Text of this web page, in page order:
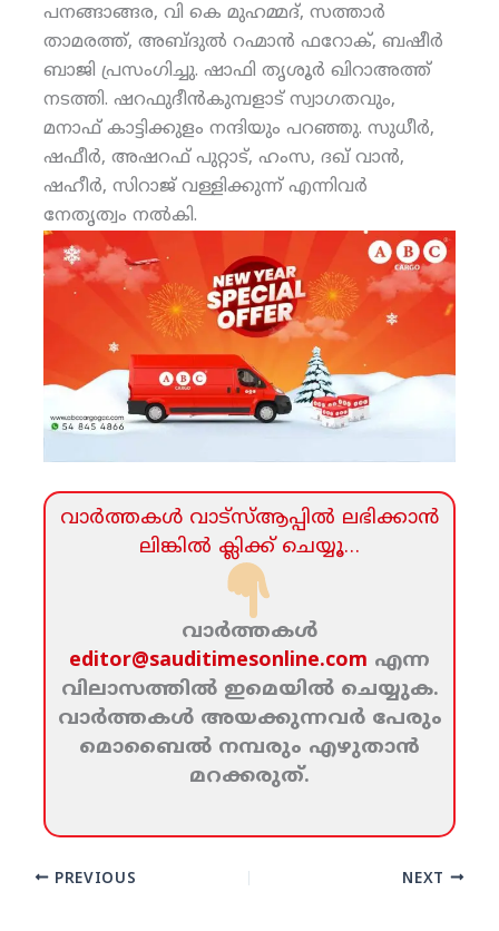
പനങ്ങാങ്ങര, വി കെ മുഹമ്മദ്, സത്താര്‍
താമരത്ത്, അബ്ദുല്‍ റഹ്മാന്‍ ഫറോക്, ബഷീര്‍
ബാജി പ്രസംഗിച്ചു. ഷാഫി തൃശൂര്‍ ഖിറാഅത്ത്
നടത്തി. ഷറഫുദീന്‍കുമ്പളാട് സ്വാഗതവും,
മനാഫ് കാട്ടിക്കുളം നന്ദിയും പറഞ്ഞു. സുധീര്‍,
ഷഫീര്‍, അഷറഫ് പുറ്റാട്, ഹംസ, ദഖ് വാന്‍,
ഷഹീര്‍, സിറാജ് വള്ളിക്കുന്ന് എന്നിവര്‍
നേതൃത്വം നല്‍കി.
വാര്‍ത്തകള്‍ വാട്‌സ്‌ആപ്പില്‍ ലഭിക്കാന്‍
ലിങ്കില്‍ ക്ലിക്ക്‌ ചെയ്യൂ…
വാര്‍ത്തകള്‍
editor@sauditimesonline.com എന്ന
വിലാസത്തില്‍ ഇമെയില്‍ ചെയ്യുക.
വാര്‍ത്തകള്‍ അയക്കുന്നവര്‍ പേരും
മൊബൈല്‍ നമ്പരും എഴുതാന്‍
മറക്കരുത്‌.
PREVIOUS NEXT